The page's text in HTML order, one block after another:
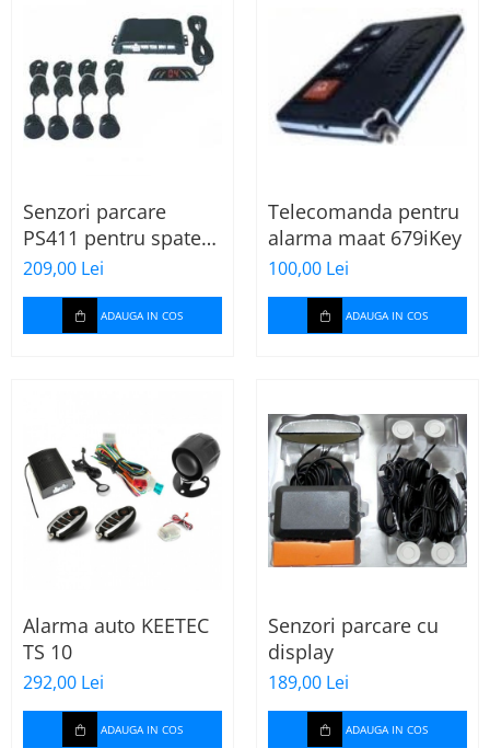
Senzori parcare
PS411 pentru spate
cu 4 elementi si
display
209,00 Lei
ADAUGA IN COS
Telecomanda pentru
alarma maat 679iKey
100,00 Lei
ADAUGA IN COS
Alarma auto KEETEC
TS 10
292,00 Lei
ADAUGA IN COS
Senzori parcare cu
display
189,00 Lei
ADAUGA IN COS